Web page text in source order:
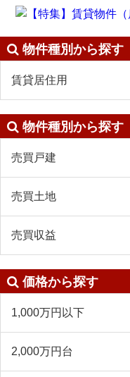
物件種別から探す
賃貸居住用
物件種別から探す
売買戸建
売買土地
売買収益
価格から探す
1,000万円以下
2,000万円台